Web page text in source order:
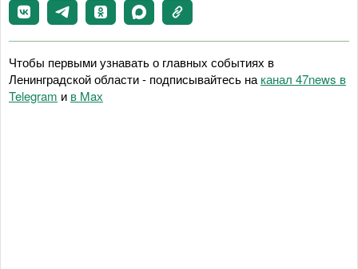
Чтобы первыми узнавать о главных событиях в
Ленинградской области - подписывайтесь на канал 47news в
Telegram и в Maх